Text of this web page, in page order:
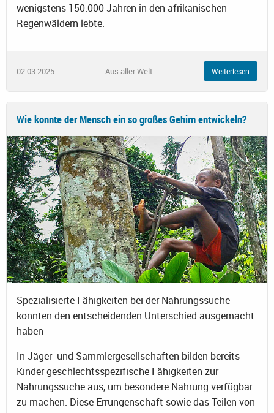
wenigstens 150.000 Jahren in den afrikanischen
Regenwäldern lebte.
02.03.2025 Aus aller Welt Weiterlesen
Wie konnte der Mensch ein so großes Gehirn entwickeln?
Spezialisierte Fähigkeiten bei der Nahrungssuche
könnten den entscheidenden Unterschied ausgemacht
haben
In Jäger- und Sammlergesellschaften bilden bereits
Kinder geschlechtsspezifische Fähigkeiten zur
Nahrungssuche aus, um besondere Nahrung verfügbar
zu machen. Diese Errungenschaft sowie das Teilen von